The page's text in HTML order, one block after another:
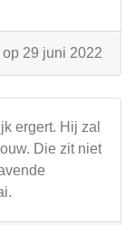
op 29 juni 2022
ergert. Hij zal
Die zit niet